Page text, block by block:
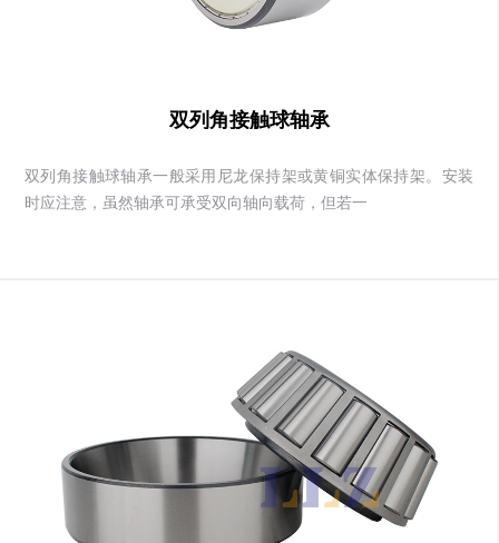
双列角接触球轴承
双列角接触球轴承一般采用尼龙保持架或黄铜实体保持架。安装
时应注意，虽然轴承可承受双向轴向载荷，但若一